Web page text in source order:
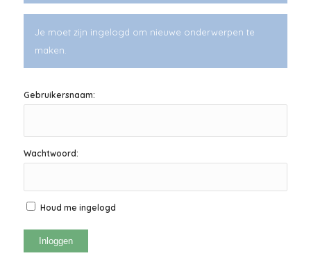
Je moet zijn ingelogd om nieuwe onderwerpen te
maken.
Gebruikersnaam:
Wachtwoord:
Houd me ingelogd
Inloggen